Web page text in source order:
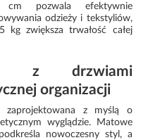
cm pozwala efektywnie
odzieży i tekstyliów,
zwiększa trwałość całej
z drzwiami
organizacji
zaprojektowana z myślą o
wyglądzie. Matowe
nowoczesny styl, a